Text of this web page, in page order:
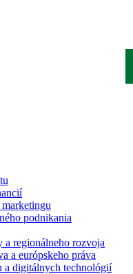
podnikania
a regionálneho rozvoja
a európskeho práva
a digitálnych technológií